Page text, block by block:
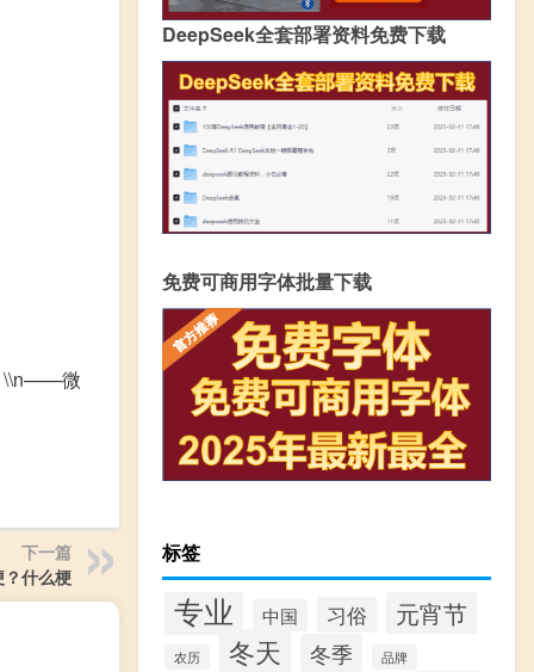
\\n——微
下一篇
什么梗
DeepSeek全套部署资料免费下载
免费可商用字体批量下载
标签
专业 中国 习俗 元宵节
农历 冬天 冬季 品牌